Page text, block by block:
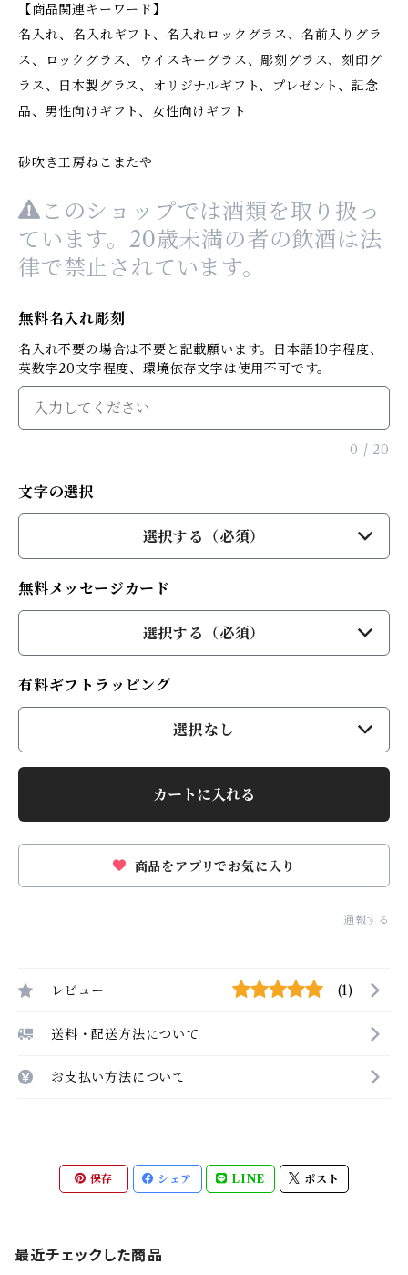
【商品関連キーワード】
名入れ、名入れギフト、名入れロックグラス、名前入りグラ
ス、ロックグラス、ウイスキーグラス、彫刻グラス、刻印グ
ラス、日本製グラス、オリジナルギフト、プレゼント、記念
品、男性向けギフト、女性向けギフト
砂吹き工房ねこまたや
このショップでは酒類を取り扱っ
ています。20歳未満の者の飲酒は法
律で禁止されています。
無料名入れ彫刻
名入れ不要の場合は不要と記載願います。日本語10字程度、
英数字20文字程度、環境依存文字は使用不可です。
0 / 20
文字の選択
選択する（必須）
無料メッセージカード
選択する（必須）
有料ギフトラッピング
選択なし
カートに入れる
商品をアプリでお気に入り
通報する
レビュー (1)
送料・配送方法について
お支払い方法について
保存 シェア LINE ポスト
最近チェックした商品